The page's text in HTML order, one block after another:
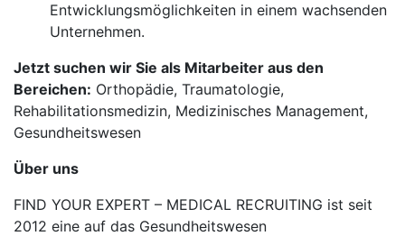
Entwicklungsmöglichkeiten in einem wachsenden
Unternehmen.
Jetzt suchen wir Sie als Mitarbeiter aus den
Bereichen: Orthopädie, Traumatologie,
Rehabilitationsmedizin, Medizinisches Management,
Gesundheitswesen
Über uns
FIND YOUR EXPERT – MEDICAL RECRUITING ist seit
2012 eine auf das Gesundheitswesen